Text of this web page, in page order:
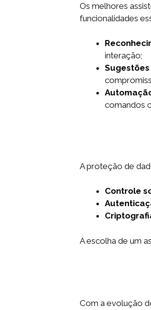
Os melhores
funcionalidades
interação;
comandos
A proteção de
Controle
A escolha de um
Com a evolução